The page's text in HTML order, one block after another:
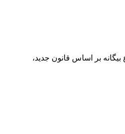
بر اساس قانون جدید،